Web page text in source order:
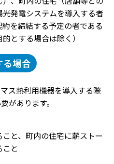
発電システムを導入する者
を締結する予定の者である
とする場合は除く）
る場合
ス熱利用機器を導入する際
があります。
と、町内の住宅に薪ストー
と